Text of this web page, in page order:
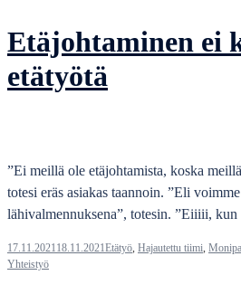
Etäjohtaminen ei
etätyötä
”Ei meillä ole etäjohtamista, koska
totesi eräs asiakas taannoin. ”Eli
lähivalmennuksena”, totesin. ”Eiiiii,
17.11.202118.11.2021Etätyö, Hajautettu tiimi,
Yhteistyö